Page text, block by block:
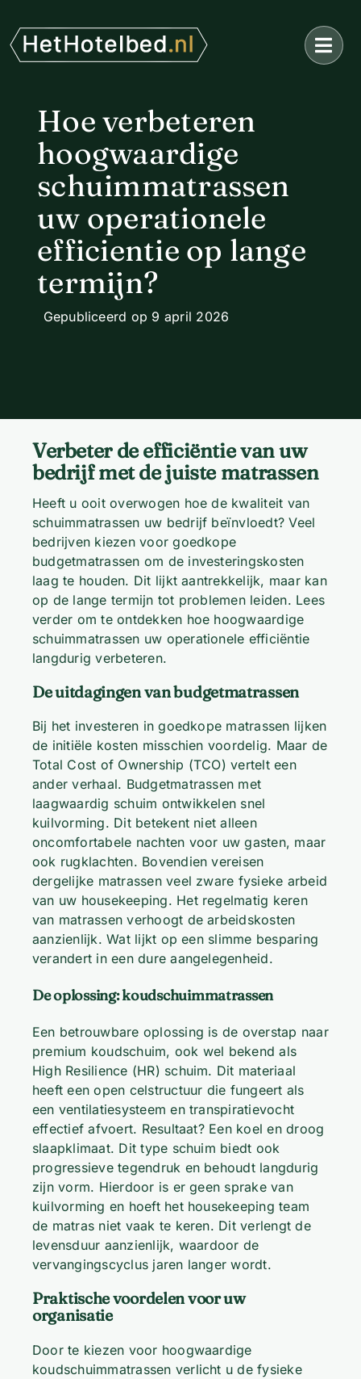
naar
inhoud
Hoe verbeteren
hoogwaardige
schuimmatrassen
uw operationele
efficientie op lange
termijn?
Gepubliceerd op 9 april 2026
Verbeter de efficiëntie van uw
bedrijf met de juiste matrassen
Heeft u ooit overwogen hoe de kwaliteit van
schuimmatrassen uw bedrijf beïnvloedt? Veel
bedrijven kiezen voor goedkope
budgetmatrassen om de investeringskosten
laag te houden. Dit lijkt aantrekkelijk, maar kan
op de lange termijn tot problemen leiden. Lees
verder om te ontdekken hoe hoogwaardige
schuimmatrassen uw operationele efficiëntie
langdurig verbeteren.
De uitdagingen van budgetmatrassen
Bij het investeren in goedkope matrassen lijken
de initiële kosten misschien voordelig. Maar de
Total Cost of Ownership (TCO) vertelt een
ander verhaal. Budgetmatrassen met
laagwaardig schuim ontwikkelen snel
kuilvorming. Dit betekent niet alleen
oncomfortabele nachten voor uw gasten, maar
ook rugklachten. Bovendien vereisen
dergelijke matrassen veel zware fysieke arbeid
van uw housekeeping. Het regelmatig keren
van matrassen verhoogt de arbeidskosten
aanzienlijk. Wat lijkt op een slimme besparing
verandert in een dure aangelegenheid.
De oplossing: koudschuimmatrassen
Een betrouwbare oplossing is de overstap naar
premium koudschuim, ook wel bekend als
High Resilience (HR) schuim. Dit materiaal
heeft een open celstructuur die fungeert als
een ventilatiesysteem en transpiratievocht
effectief afvoert. Resultaat? Een koel en droog
slaapklimaat. Dit type schuim biedt ook
progressieve tegendruk en behoudt langdurig
zijn vorm. Hierdoor is er geen sprake van
kuilvorming en hoeft het housekeeping team
de matras niet vaak te keren. Dit verlengt de
levensduur aanzienlijk, waardoor de
vervangingscyclus jaren langer wordt.
Praktische voordelen voor uw
organisatie
Door te kiezen voor hoogwaardige
koudschuimmatrassen verlicht u de fysieke